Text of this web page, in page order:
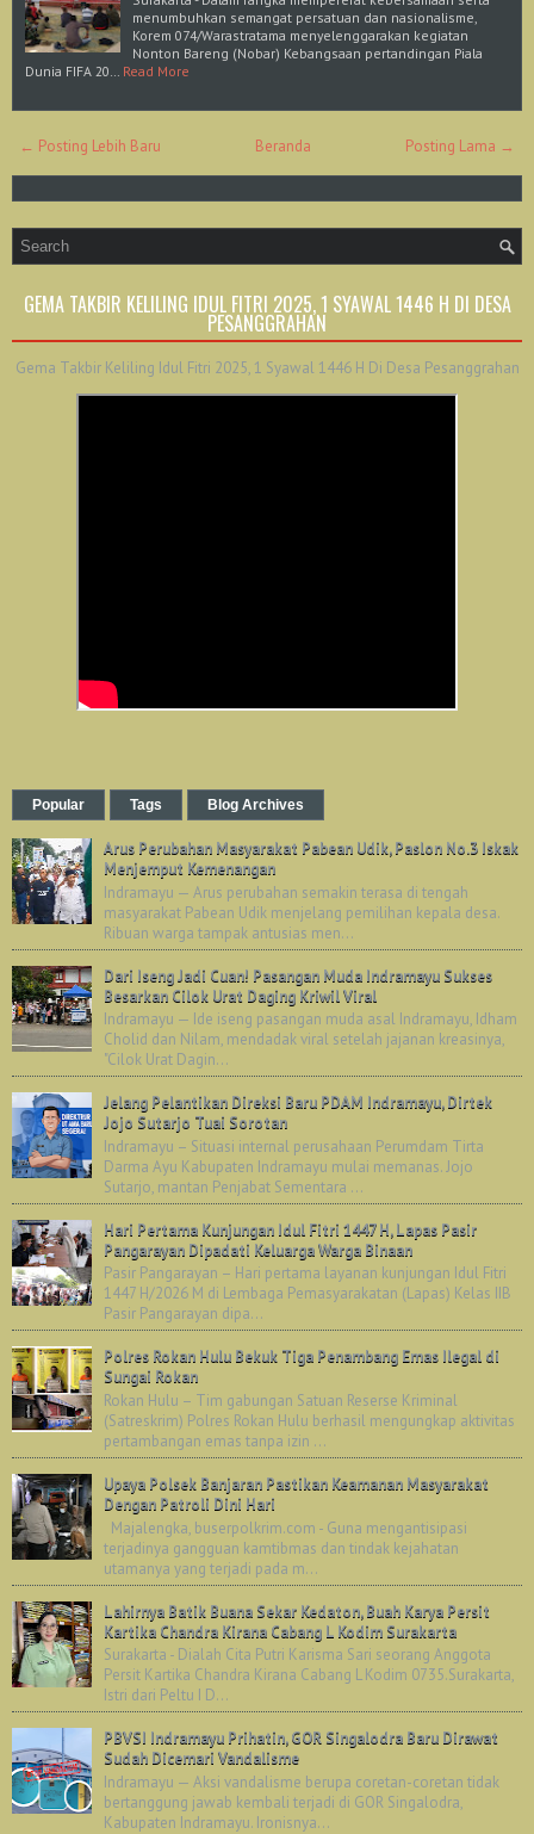
menumbuhkan semangat persatuan dan nasionalisme,
Korem 074/Warastratama menyelenggarakan kegiatan
Nonton Bareng (Nobar) Kebangsaan pertandingan Piala
Dunia FIFA 20… Read More
← Posting Lebih Baru Posting Lama →
Beranda
GEMA TAKBIR KELILING IDUL FITRI 2025, 1 SYAWAL 1446 H DI DESA
PESANGGRAHAN
Gema Takbir Keliling Idul Fitri 2025, 1 Syawal 1446 H Di Desa Pesanggrahan
Popular Tags Blog Archives
Arus Perubahan Masyarakat Pabean Udik, Paslon No.3 Iskak
Menjemput Kemenangan
Indramayu — Arus perubahan semakin terasa di tengah
masyarakat Pabean Udik menjelang pemilihan kepala desa.
Ribuan warga tampak antusias men...
Dari Iseng Jadi Cuan! Pasangan Muda Indramayu Sukses
Besarkan Cilok Urat Daging Kriwil Viral
Indramayu — Ide iseng pasangan muda asal Indramayu, Idham
Cholid dan Nilam, mendadak viral setelah jajanan kreasinya,
"Cilok Urat Dagin...
Jelang Pelantikan Direksi Baru PDAM Indramayu, Dirtek
Jojo Sutarjo Tuai Sorotan
Indramayu – Situasi internal perusahaan Perumdam Tirta
Darma Ayu Kabupaten Indramayu mulai memanas. Jojo
Sutarjo, mantan Penjabat Sementara ...
Hari Pertama Kunjungan Idul Fitri 1447 H, Lapas Pasir
Pangarayan Dipadati Keluarga Warga Binaan
Pasir Pangarayan – Hari pertama layanan kunjungan Idul Fitri
1447 H/2026 M di Lembaga Pemasyarakatan (Lapas) Kelas IIB
Pasir Pangarayan dipa...
Polres Rokan Hulu Bekuk Tiga Penambang Emas Ilegal di
Sungai Rokan
Rokan Hulu – Tim gabungan Satuan Reserse Kriminal
(Satreskrim) Polres Rokan Hulu berhasil mengungkap aktivitas
pertambangan emas tanpa izin ...
Upaya Polsek Banjaran Pastikan Keamanan Masyarakat
Dengan Patroli Dini Hari
Majalengka, buserpolkrim.com - Guna mengantisipasi
terjadinya gangguan kamtibmas dan tindak kejahatan
utamanya yang terjadi pada m...
Lahirnya Batik Buana Sekar Kedaton, Buah Karya Persit
Kartika Chandra Kirana Cabang L Kodim Surakarta
Surakarta - Dialah Cita Putri Karisma Sari seorang Anggota
Persit Kartika Chandra Kirana Cabang L Kodim 0735.Surakarta,
Istri dari Peltu I D...
PBVSI Indramayu Prihatin, GOR Singalodra Baru Dirawat
Sudah Dicemari Vandalisme
Indramayu — Aksi vandalisme berupa coretan-coretan tidak
bertanggung jawab kembali terjadi di GOR Singalodra,
Kabupaten Indramayu. Ironisnya...